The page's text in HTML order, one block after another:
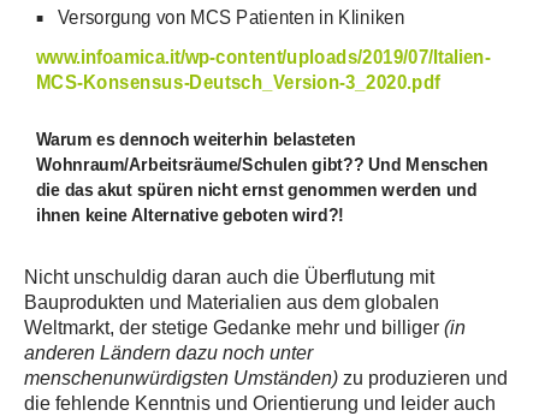
Versorgung von MCS Patienten in Kliniken
www.infoamica.it/wp-content/uploads/2019/07/Italien-
MCS-Konsensus-Deutsch_Version-3_2020.pdf
Warum es dennoch weiterhin belasteten
Wohnraum/Arbeitsräume/Schulen gibt?? Und Menschen
die das akut spüren nicht ernst genommen werden und
ihnen keine Alternative geboten wird?!
Nicht unschuldig daran auch die Überflutung mit
Bauprodukten und Materialien aus dem globalen
Weltmarkt, der stetige Gedanke mehr und billiger (in
anderen Ländern dazu noch unter
menschenunwürdigsten Umständen) zu produzieren und
die fehlende Kenntnis und Orientierung und leider auch